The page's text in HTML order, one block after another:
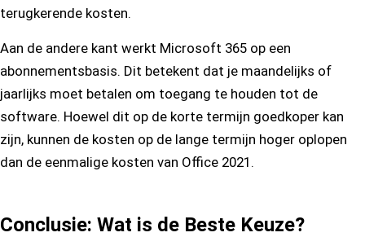
terugkerende kosten.
Aan de andere kant werkt Microsoft 365 op een
abonnementsbasis. Dit betekent dat je maandelijks of
jaarlijks moet betalen om toegang te houden tot de
software. Hoewel dit op de korte termijn goedkoper kan
zijn, kunnen de kosten op de lange termijn hoger oplopen
dan de eenmalige kosten van Office 2021.
Conclusie: Wat is de Beste Keuze?